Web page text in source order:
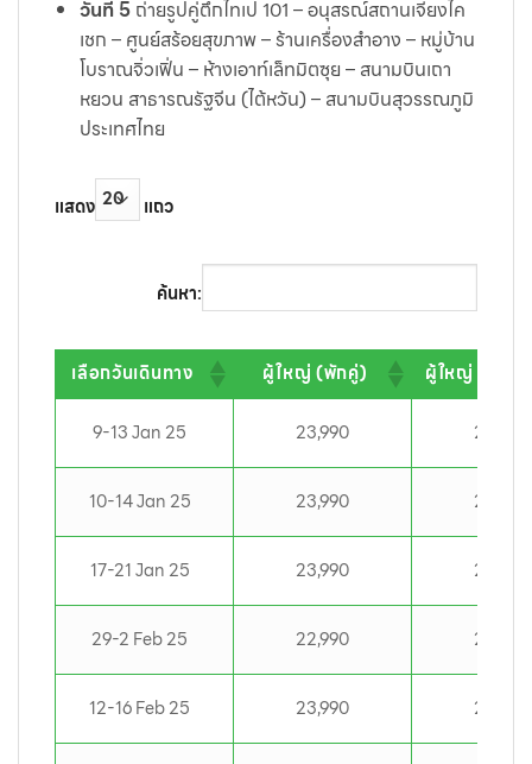
วันที่ 5 ถ่ายรูปคู่ตึกไทเป 101 – อนุสรณ์สถานเจียงไค
เชก – ศูนย์สร้อยสุขภาพ – ร้านเครื่องสำอาง – หมู่บ้าน
โบราณจิ่วเฟิ่น – ห้างเอาท์เล็ทมิตซุย – สนามบินเถา
หยวน สาธารณรัฐจีน (ไต้หวัน) – สนามบินสุวรรณภูมิ
ประเทศไทย
แสดง แถว
ค้นหา:
เลือกวันเดินทาง ผู้ใหญ่ (พักคู่) ผู้ใหญ่ (พัก 3
9-13 Jan 25 23,990 23,990
10-14 Jan 25 23,990 23,990
17-21 Jan 25 23,990 23,990
29-2 Feb 25 22,990 22,990
12-16 Feb 25 23,990 23,990